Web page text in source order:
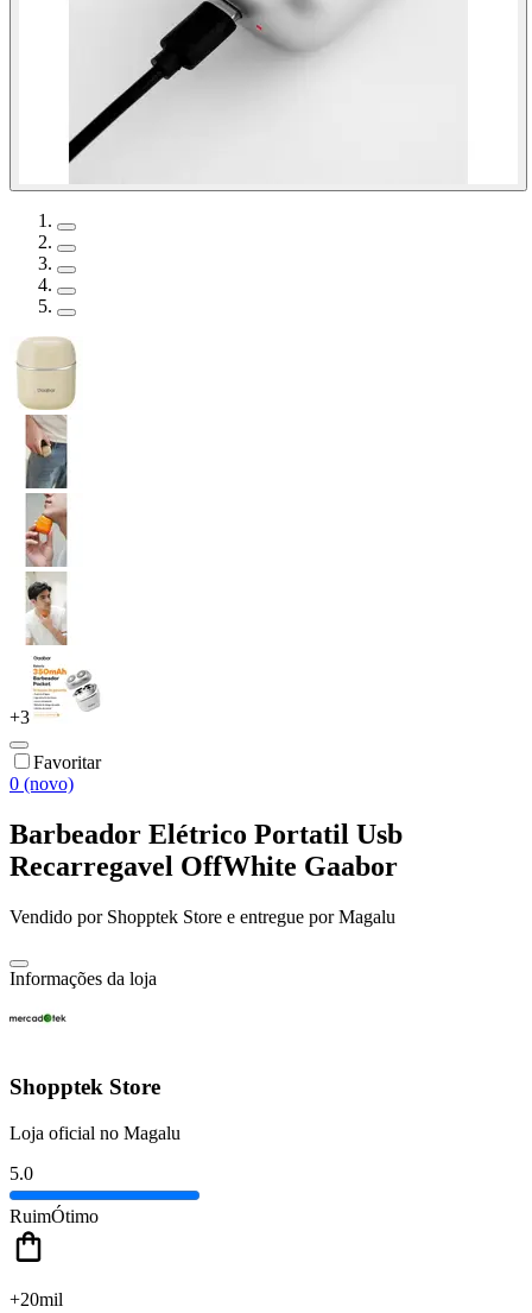
+3
Favoritar
0 (novo)
Barbeador Elétrico Portatil Usb
Recarregavel OffWhite Gaabor
Vendido por Shopptek Store e entregue por Magalu
Informações da loja
Shopptek Store
Loja oficial no Magalu
5.0
RuimÓtimo
+20mil